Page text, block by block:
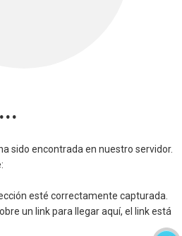
sido encontrada en nuestro servidor.
esté correctamente capturada.
un link para llegar aquí, el link está